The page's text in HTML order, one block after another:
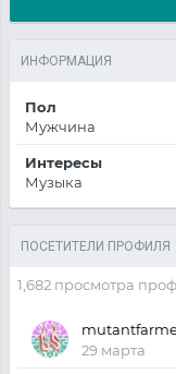
ИНФОРМАЦИЯ
Пол
Мужчина
Интересы
Музыка
ПОСЕТИТЕЛИ ПРОФИЛЯ
1,682 просмотра
29 марта